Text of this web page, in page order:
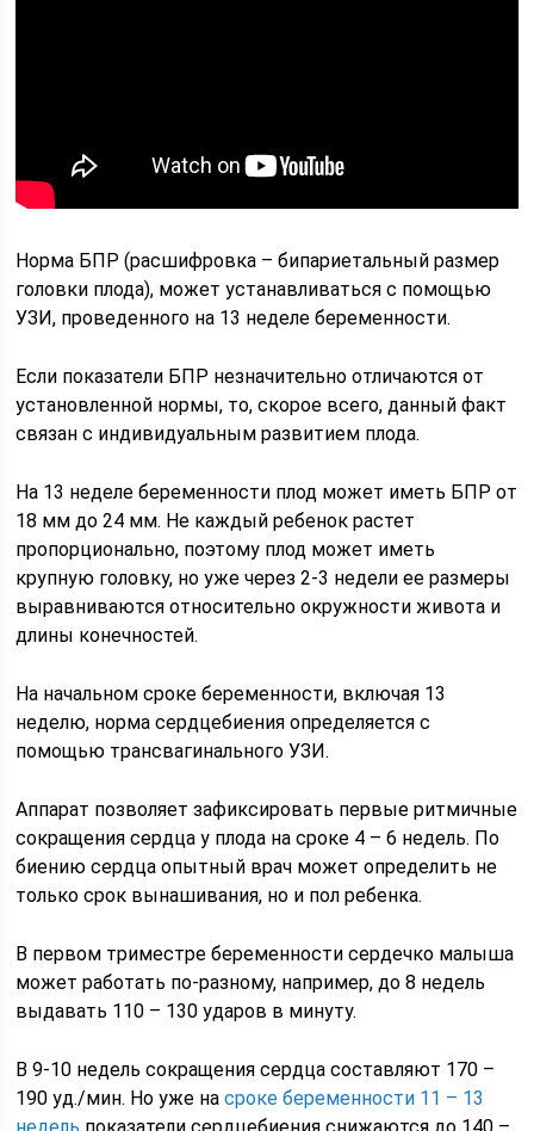
Норма БПР (расшифровка – бипариетальный размер
головки плода), может устанавливаться с помощью
УЗИ, проведенного на 13 неделе беременности.
Если показатели БПР незначительно отличаются от
установленной нормы, то, скорое всего, данный факт
связан с индивидуальным развитием плода.
На 13 неделе беременности плод может иметь БПР от
18 мм до 24 мм. Не каждый ребенок растет
пропорционально, поэтому плод может иметь
крупную головку, но уже через 2-3 недели ее размеры
выравниваются относительно окружности живота и
длины конечностей.
На начальном сроке беременности, включая 13
неделю, норма сердцебиения определяется с
помощью трансвагинального УЗИ.
Аппарат позволяет зафиксировать первые ритмичные
сокращения сердца у плода на сроке 4 – 6 недель. По
биению сердца опытный врач может определить не
только срок вынашивания, но и пол ребенка.
В первом триместре беременности сердечко малыша
может работать по-разному, например, до 8 недель
выдавать 110 – 130 ударов в минуту.
В 9-10 недель сокращения сердца составляют 170 –
190 уд./мин. Но уже насроке беременности 11 – 13